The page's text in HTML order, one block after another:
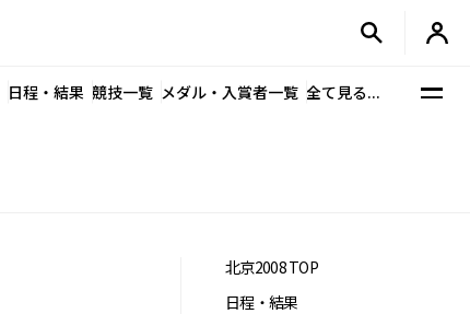
日程・結果 競技一覧 メダル・入賞者一覧 全て見る...
北京2008 TOP
日程・結果